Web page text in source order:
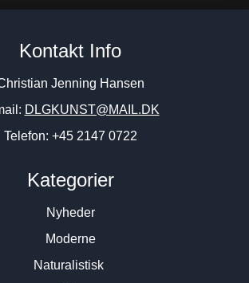
Kontakt Info
Jenning Hansen
DLGKUNST@MAIL.DK
Telefon: +45 2147 0722
Kategorier
Nyheder
Moderne
Naturalistisk